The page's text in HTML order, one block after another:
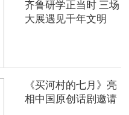
齐鲁研学正当时 三场
大展遇见千年文明
《买河村的七月》亮
相中国原创话剧邀请